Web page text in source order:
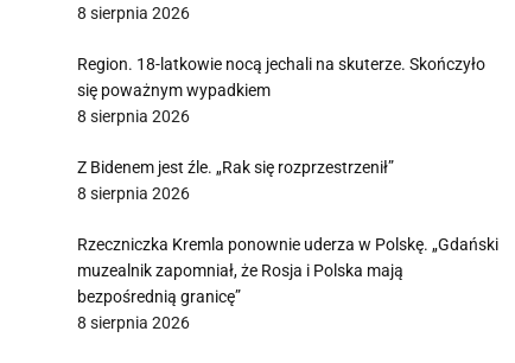
8 sierpnia 2026
Region. 18-latkowie nocą jechali na skuterze. Skończyło
się poważnym wypadkiem
8 sierpnia 2026
Z Bidenem jest źle. „Rak się rozprzestrzenił”
8 sierpnia 2026
Rzeczniczka Kremla ponownie uderza w Polskę. „Gdański
muzealnik zapomniał, że Rosja i Polska mają
bezpośrednią granicę”
8 sierpnia 2026